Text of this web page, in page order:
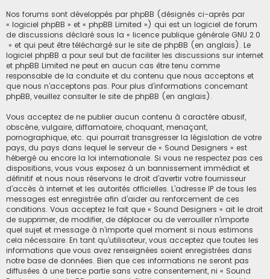
Nos forums sont développés par phpBB (désignés ci-après par
« logiciel phpBB » et « phpBB Limited ») qui est un logiciel de forum
de discussions déclaré sous la « licence publique générale GNU 2.0
» et qui peut être téléchargé sur le site de phpBB (en anglais). Le
logiciel phpBB a pour seul but de faciliter les discussions sur internet
et phpBB Limited ne peut en aucun cas être tenu comme
responsable de la conduite et du contenu que nous acceptons et
que nous n’acceptons pas. Pour plus d’informations concernant
phpBB, veuillez consulter le site de phpBB (en anglais).
Vous acceptez de ne publier aucun contenu à caractère abusif,
obscène, vulgaire, diffamatoire, choquant, menaçant,
pornographique, etc. qui pourrait transgresser la législation de votre
pays, du pays dans lequel le serveur de « Sound Designers » est
hébergé ou encore la loi internationale. Si vous ne respectez pas ces
dispositions, vous vous exposez à un bannissement immédiat et
définitif et nous nous réservons le droit d’avertir votre fournisseur
d’accès à internet et les autorités officielles. L’adresse IP de tous les
messages est enregistrée afin d’aider au renforcement de ces
conditions. Vous acceptez le fait que « Sound Designers » ait le droit
de supprimer, de modifier, de déplacer ou de verrouiller n’importe
quel sujet et message à n’importe quel moment si nous estimons
cela nécessaire. En tant qu’utilisateur, vous acceptez que toutes les
informations que vous avez renseignées soient enregistrées dans
notre base de données. Bien que ces informations ne seront pas
diffusées à une tierce partie sans votre consentement, ni « Sound